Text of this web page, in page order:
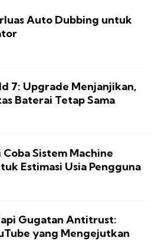
Auto Dubbing untuk
7: Upgrade Menjanjikan,
Baterai Tetap Sama
Sistem Machine
Estimasi Usia Pengguna
Gugatan Antitrust:
yang Mengejutkan